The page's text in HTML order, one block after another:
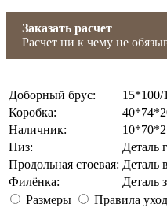
Заказать расчет
Расчет ни к чему не
Доборный брус:
15*100/
Коробка:
Наличник:
Низ:
Деталь
Продольная стоевая: Деталь
Филёнка:
Деталь
Размеры
Правила